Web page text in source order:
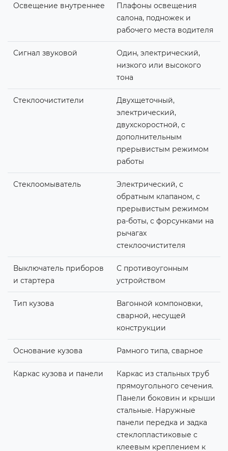
Освещение внутреннее
Плафоны освещения
салона, подножек и
рабочего места водителя
Сигнал звуковой
Один, электрический,
низкого или высокого
тона
Стеклоочистители
Двухщеточный,
электрический,
двухскоростной, с
дополнительным
прерывистым режимом
работы
Стеклоомыватель
Электрический, с
обратным клапаном, с
прерывистым режимом
ра-боты, с форсунками на
рычагах
стеклоочистителя
Выключатель приборов
и стартера
С противоугонным
устройством
Тип кузова
Вагонной компоновки,
сварной, несущей
конструкции
Основание кузова Рамного типа, сварное
Каркас кузова и панели
Каркас из стальных труб
прямоугольного сечения.
Панели боковин и крыши
стальные. Наружные
панели передка и задка
стеклопластиковые с
клеевым креплением к